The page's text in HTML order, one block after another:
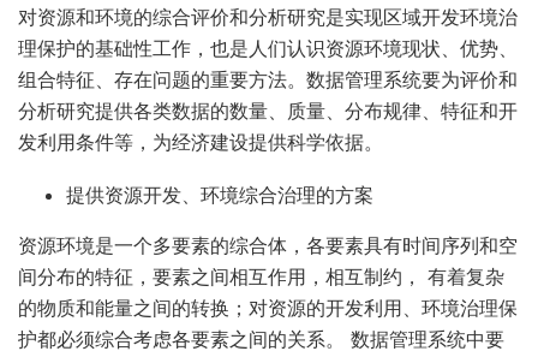
对资源和环境的综合评价和分析研究是实现区域开发环境治
理保护的基础性工作，也是人们认识资源环境现状、优势、
组合特征、存在问题的重要方法。数据管理系统要为评价和
分析研究提供各类数据的数量、质量、分布规律、特征和开
发利用条件等，为经济建设提供科学依据。
提供资源开发、环境综合治理的方案
资源环境是一个多要素的综合体，各要素具有时间序列和空
间分布的特征，要素之间相互作用，相互制约， 有着复杂
的物质和能量之间的转换；对资源的开发利用、环境治理保
护都必须综合考虑各要素之间的关系。 数据管理系统中要